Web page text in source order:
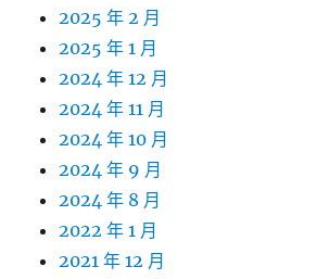
2025 年 2 月
2025 年 1 月
2024 年 12 月
2024 年 11 月
2024 年 10 月
2024 年 9 月
2024 年 8 月
2022 年 1 月
2021 年 12 月